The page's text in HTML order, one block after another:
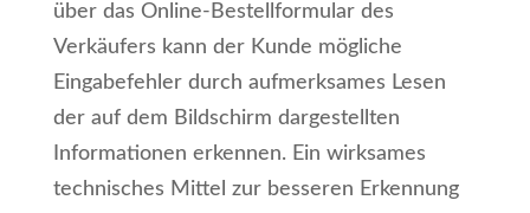
über das Online-Bestellformular des
Verkäufers kann der Kunde mögliche
Eingabefehler durch aufmerksames Lesen
der auf dem Bildschirm dargestellten
Informationen erkennen. Ein wirksames
technisches Mittel zur besseren Erkennung